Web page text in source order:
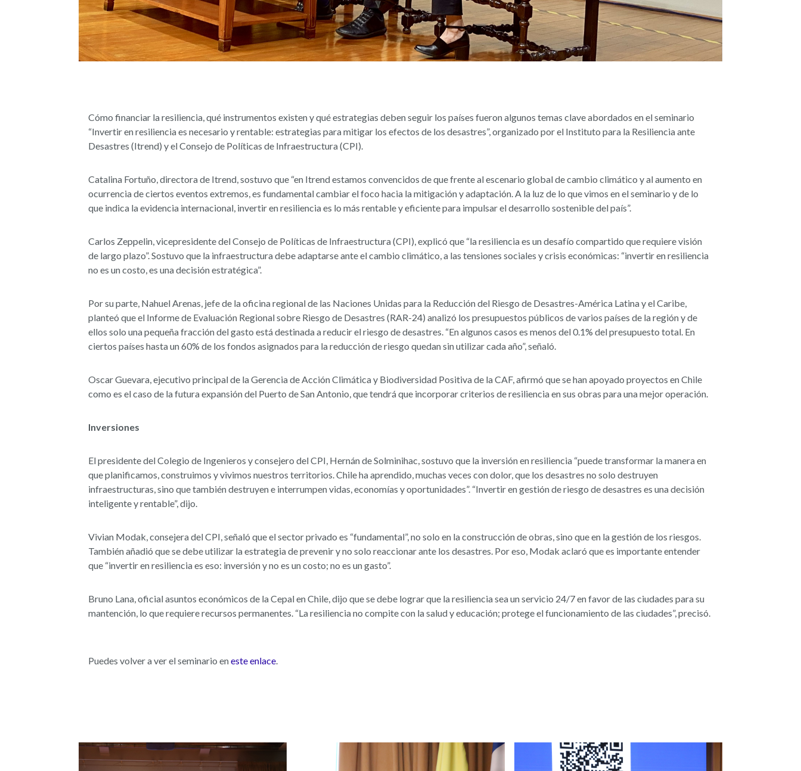
Cómo financiar la resiliencia, qué instrumentos existen y qué estrategias deben seguir los países fueron algunos temas clave abordados en el seminario
“Invertir en resiliencia es necesario y rentable: estrategias para mitigar los efectos de los desastres”, organizado por el Instituto para la Resiliencia ante
Desastres (Itrend) y el Consejo de Políticas de Infraestructura (CPI).
Catalina Fortuño, directora de Itrend, sostuvo que “en Itrend estamos convencidos de que frente al escenario global de cambio climático y al aumento en
ocurrencia de ciertos eventos extremos, es fundamental cambiar el foco hacia la mitigación y adaptación. A la luz de lo que vimos en el seminario y de lo
que indica la evidencia internacional, invertir en resiliencia es lo más rentable y eficiente para impulsar el desarrollo sostenible del país”.
Carlos Zeppelin, vicepresidente del Consejo de Políticas de Infraestructura (CPI), explicó que “la resiliencia es un desafío compartido que requiere visión
de largo plazo”. Sostuvo que la infraestructura debe adaptarse ante el cambio climático, a las tensiones sociales y crisis económicas: “invertir en resiliencia
no es un costo, es una decisión estratégica”.
Por su parte, Nahuel Arenas, jefe de la oficina regional de las Naciones Unidas para la Reducción del Riesgo de Desastres-América Latina y el Caribe,
planteó que el Informe de Evaluación Regional sobre Riesgo de Desastres (RAR-24) analizó los presupuestos públicos de varios países de la región y de
ellos solo una pequeña fracción del gasto está destinada a reducir el riesgo de desastres. “En algunos casos es menos del 0.1% del presupuesto total. En
ciertos países hasta un 60% de los fondos asignados para la reducción de riesgo quedan sin utilizar cada año”, señaló.
Oscar Guevara, ejecutivo principal de la Gerencia de Acción Climática y Biodiversidad Positiva de la CAF, afirmó que se han apoyado proyectos en Chile
como es el caso de la futura expansión del Puerto de San Antonio, que tendrá que incorporar criterios de resiliencia en sus obras para una mejor operación.
Inversiones
El presidente del Colegio de Ingenieros y consejero del CPI, Hernán de Solminihac, sostuvo que la inversión en resiliencia “puede transformar la manera en
que planificamos, construimos y vivimos nuestros territorios. Chile ha aprendido, muchas veces con dolor, que los desastres no solo destruyen
infraestructuras, sino que también destruyen e interrumpen vidas, economías y oportunidades”. “Invertir en gestión de riesgo de desastres es una decisión
inteligente y rentable”, dijo.
Vivian Modak, consejera del CPI, señaló que el sector privado es “fundamental”, no solo en la construcción de obras, sino que en la gestión de los riesgos.
También añadió que se debe utilizar la estrategia de prevenir y no solo reaccionar ante los desastres. Por eso, Modak aclaró que es importante entender
que “invertir en resiliencia es eso: inversión y no es un costo; no es un gasto”.
Bruno Lana, oficial asuntos económicos de la Cepal en Chile, dijo que se debe lograr que la resiliencia sea un servicio 24/7 en favor de las ciudades para su
mantención, lo que requiere recursos permanentes. “La resiliencia no compite con la salud y educación; protege el funcionamiento de las ciudades”, precisó.
Puedes volver a ver el seminario eneste enlace.